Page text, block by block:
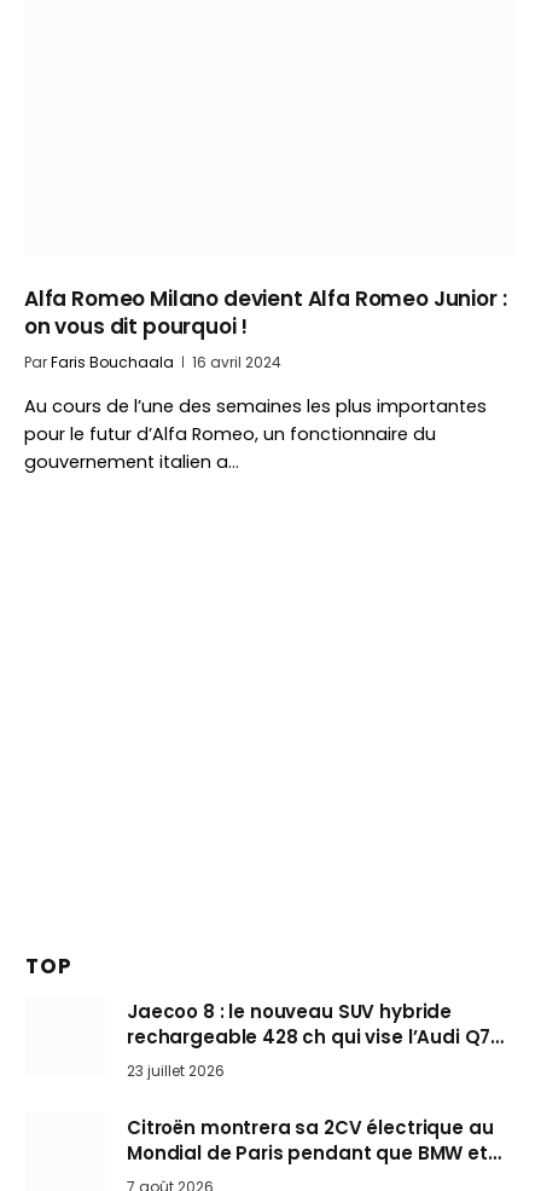
Alfa Romeo Milano devient Alfa Romeo Junior :
on vous dit pourquoi !
ParFaris Bouchaala 16 avril 2024
Au cours de l’une des semaines les plus importantes
pour le futur d’Alfa Romeo, un fonctionnaire du
gouvernement italien a…
TOP
Jaecoo 8 : le nouveau SUV hybride
rechargeable 428 ch qui vise l’Audi Q7
arrive en Europe cet automne
23 juillet 2026
Citroën montrera sa 2CV électrique au
Mondial de Paris pendant que BMW et
Mini désertent le salon
7 août 2026